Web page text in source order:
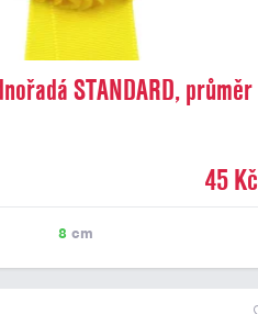
STANDARD, průměr
45 Kč
8 cm